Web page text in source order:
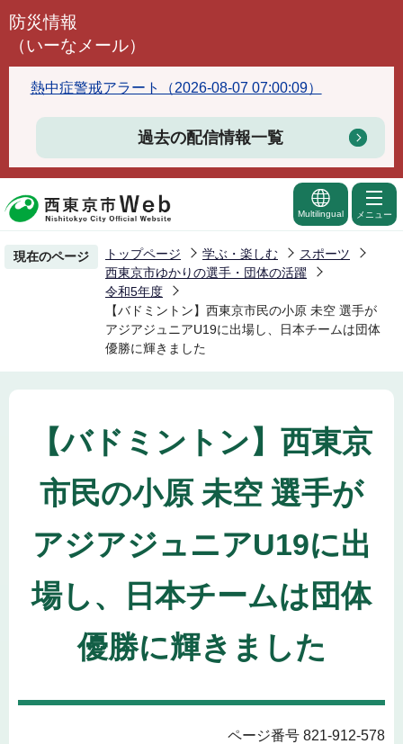
こ
頭
で
防災情報
（いーなメール）
熱中症警戒アラート（2026-08-07 07:00:09）
過去の配信情報一覧
Multilingual メニュー
現在のページ トップページ 学ぶ・楽しむ
スポーツ
西東京市ゆかりの選手・団体の活躍
令和5年度
【バドミントン】西東京市民の小原 未空 選手が
アジアジュニアU19に出場し、日本チームは団体
優勝に輝きました
【バドミントン】西東京
市民の小原 未空 選手が
アジアジュニアU19に出
場し、日本チームは団体
優勝に輝きました
ページ番号 821-912-578